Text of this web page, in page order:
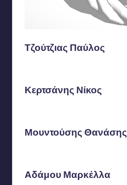
Τζούτζιας Παύλος
Κερτσάνης Νίκος
Μουντούσης Θανάσης
Αδάμου Μαρκέλλα